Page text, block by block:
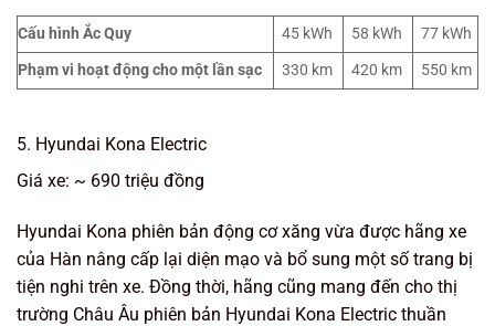
Cấu hình Ắc Quy 45 kWh 58 kWh
77 kWh
Phạm vi hoạt động cho một lần sạc
330 km 420 km 550 km
5. Hyundai Kona Electric
Giá xe: ~ 690 triệu đồng
Hyundai Kona phiên bản động cơ xăng vừa được hãng xe
của Hàn nâng cấp lại diện mạo và bổ sung một số trang bị
tiện nghi trên xe. Đồng thời, hãng cũng mang đến cho thị
trường Châu Âu phiên bản Hyundai Kona Electric thuần